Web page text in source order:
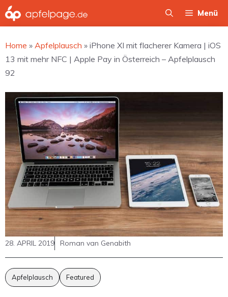
Zum
Inhalt
Menü
Home » Apfelplausch » iPhone XI mit flacherer Kamera | iOS
13 mit mehr NFC | Apple Pay in Österreich – Apfelplausch
92
28. APRIL 2019 Roman van Genabith
Apfelplausch Featured